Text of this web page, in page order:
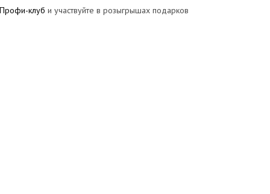
Профи-клуб и участвуйте в розыгрышах подарков